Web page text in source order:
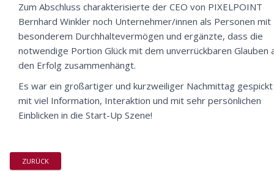
Zum Abschluss charakterisierte der CEO von PIXELPOINT
Bernhard Winkler noch Unternehmer/innen als Personen mit
besonderem Durchhaltevermögen und ergänzte, dass die
notwendige Portion Glück mit dem unverrückbaren Glauben
den Erfolg zusammenhängt.
Es war ein großartiger und kurzweiliger Nachmittag gespickt
mit viel Information, Interaktion und mit sehr persönlichen
Einblicken in die Start-Up Szene!
ZURÜCK